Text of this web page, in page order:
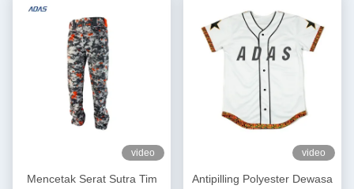
video
Mencetak Serat Sutra Tim
video
Antipilling Polyester Dewasa